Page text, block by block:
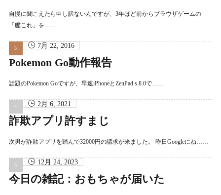
自慢に聞こえたら申し訳ないんですが、3年ほど前からブラウザゲームの
「艦これ」を……
7月 22, 2016
Pokemon Go動作報告
話題のPokemon Goですが、早速iPhoneとZenPad s 8.0で……
2月 6, 2021
詐欺アプリ許すまじ
次男が詐欺アプリを踏んで32000円の請求が来ました。 昨日Googleにね……
12月 24, 2023
今日の雑記：おもちゃが届いた